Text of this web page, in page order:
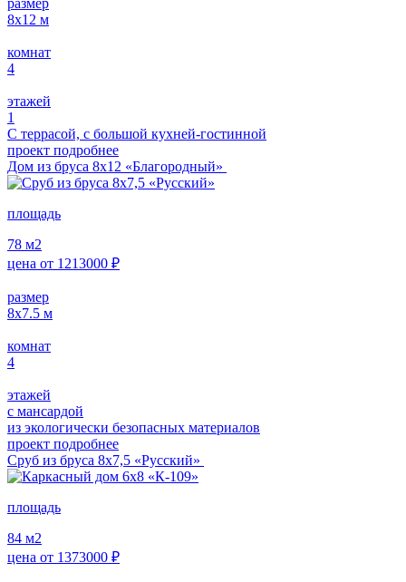
8x12 м
комнат
4
этажей
1
С террасой, с большой кухней-гостинной
проект подробнее
Дом из бруса 8х12 «Благородный»
площадь
78 м2
цена от 1213000 ₽
размер
8х7.5 м
комнат
4
этажей
с мансардой
из экологически безопасных материалов
проект подробнее
Сруб из бруса 8х7,5 «Русский»
площадь
84 м2
цена от 1373000 ₽